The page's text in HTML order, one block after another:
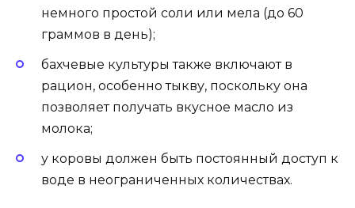
немного простой соли или мела (до 60
граммов в день);
бахчевые культуры также включают в
рацион, особенно тыкву, поскольку она
позволяет получать вкусное масло из
молока;
у коровы должен быть постоянный доступ к
воде в неограниченных количествах.